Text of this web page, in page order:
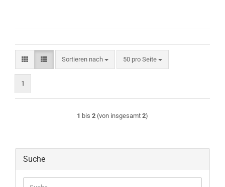
Sortieren nach
Sortieren nach 50 pro Seite
pro Seite
1
1 bis 2 (von insgesamt 2)
Suche